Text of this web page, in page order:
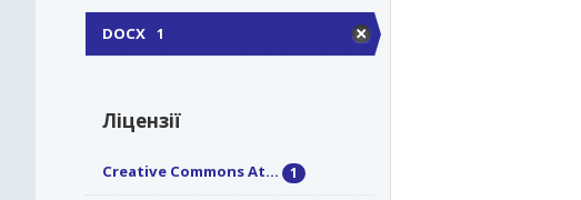
DOCX 1
Ліцензії
Creative Commons At... 1